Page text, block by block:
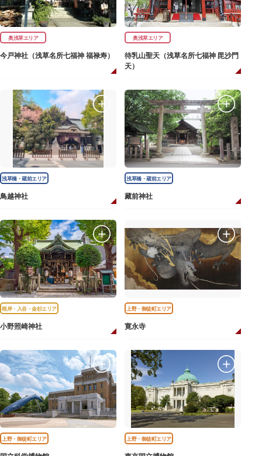
奥浅草エリア
今戸神社（浅草名所七福神 福禄寿）
奥浅草エリア
待乳山聖天（浅草名所七福神 毘沙門
天）
浅草橋・蔵前エリア
鳥越神社
浅草橋・蔵前エリア
藏前神社
根岸・入谷・金杉エリア
小野照崎神社
上野・御徒町エリア
寛永寺
上野・御徒町エリア 上野・御徒町エリア